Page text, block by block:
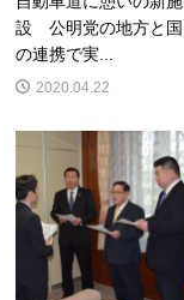
設 公明党の地方と国
の連携で実...
2020.04.22